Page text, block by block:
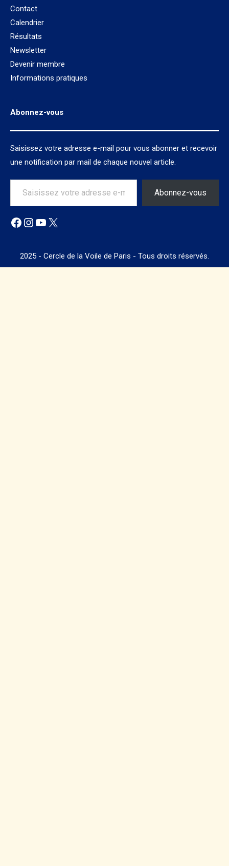
Contact
Calendrier
Résultats
Newsletter
Devenir membre
Informations pratiques
Abonnez-vous
Saisissez votre adresse e-mail pour vous abonner et recevoir
une notification par mail de chaque nouvel article.
Saisissez votre adresse e-mail…
Abonnez-vous
Facebook
Instagram
YouTube
X
2025 - Cercle de la Voile de Paris - Tous droits réservés.